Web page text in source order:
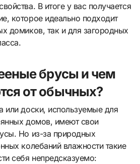
В итоге у вас получается
которое идеально подходит
домиков, так и для загородных
брусы и чем
от обычных?
или доски, используемые для
домов, имеют свои
Но из-за природных
колебаний влажности такие
себя непредсказуемо: